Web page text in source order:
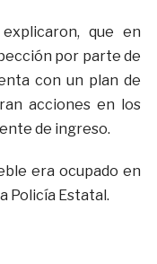
que en
por parte de
con un plan de
acciones en los
de ingreso.
era ocupado en
Policía Estatal.